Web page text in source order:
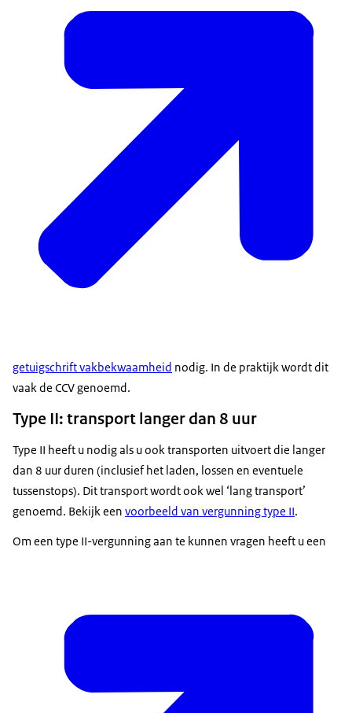
getuigschrift vakbekwaamheid nodig. In de praktijk wordt dit
vaak de CCV genoemd.
Type II: transport langer dan 8 uur
Type II heeft u nodig als u ook transporten uitvoert die langer
dan 8 uur duren (inclusief het laden, lossen en eventuele
tussenstops). Dit transport wordt ook wel ‘lang transport’
genoemd. Bekijk een voorbeeld van vergunning type II.
Om een type II-vergunning aan te kunnen vragen heeft u een